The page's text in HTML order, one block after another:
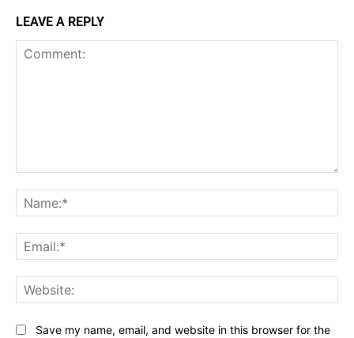
LEAVE A REPLY
Save my name, email, and website in this browser for the